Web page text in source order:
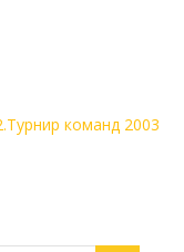
команд 2003